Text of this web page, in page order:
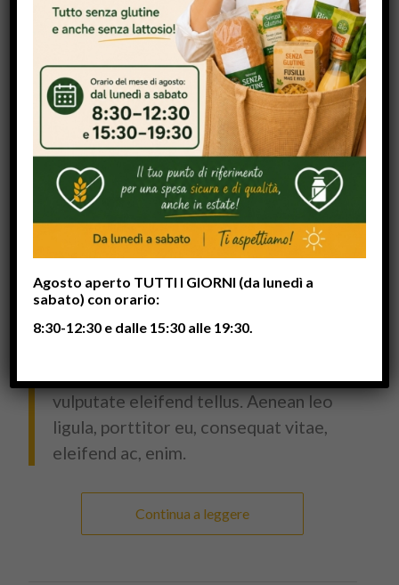
Lorem ipsum dolor sit amet, consectetuer adipiscing
elit. Aenean commodo ligula eget dolor. Aenean
massa. Cum sociis natoque penatibus et magnis dis
parturient montes, nascetur ridiculus mus. Donec
quam felis, ultricies nec, pellentesque eu, pretium quis,
sem.
Nulla consequat massa quis enim.
Donec pede justo, fringilla vel,
aliquet nec, vulputate eget, arcu. In
enim justo, rhoncus ut, imperdiet a,
venenatis vitae, justo. Nullam dictum
felis eu pede mollis pretium. Integer
vulputate eleifend tellus. Aenean leo
ligula, porttitor eu, consequat vitae,
eleifend ac, enim.
Continua a leggere
Agosto aperto TUTTI I GIORNI (da lunedì a
sabato) con orario:
8:30-12:30 e dalle 15:30 alle 19:30.